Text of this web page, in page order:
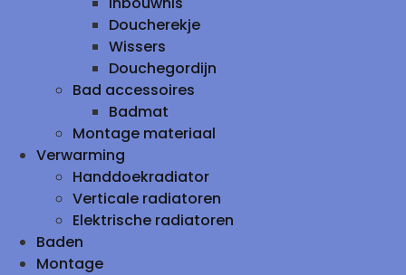
Doucherekje
Wissers
Douchegordijn
Bad accessoires
Badmat
Montage materiaal
Verwarming
Handdoekradiator
Verticale radiatoren
Elektrische radiatoren
Baden
Montage